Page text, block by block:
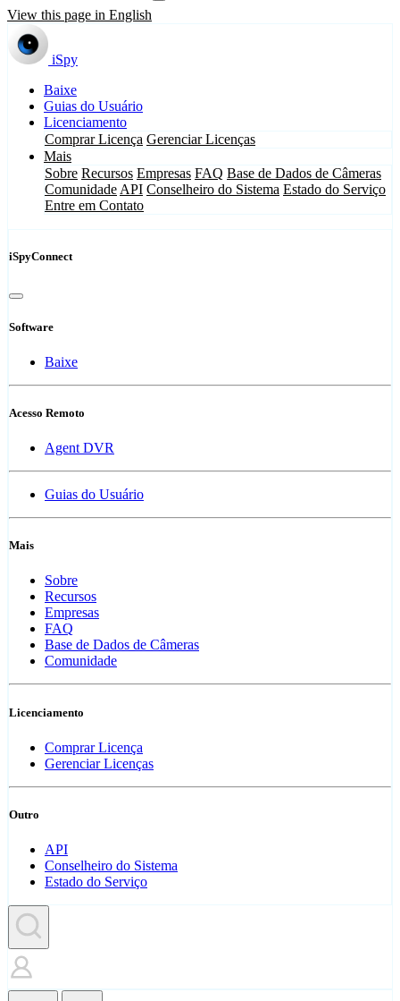
View this page in English
iSpy
Baixe
Guias do Usuário
Licenciamento
Comprar Licença Gerenciar Licenças
Mais
Sobre Recursos Empresas FAQ Base de Dados de Câmeras
Comunidade API Conselheiro do Sistema Estado do Serviço
Entre em Contato
iSpyConnect
Software
Baixe
Acesso Remoto
Agent DVR
Guias do Usuário
Mais
Sobre
Recursos
Empresas
FAQ
Base de Dados de Câmeras
Comunidade
Licenciamento
Comprar Licença
Gerenciar Licenças
Outro
API
Conselheiro do Sistema
Estado do Serviço